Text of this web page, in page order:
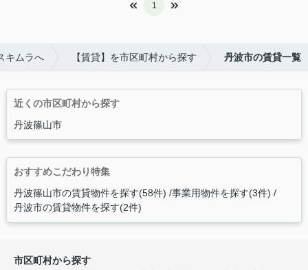
1
キムラへ 【賃貸】を市区町村から探す 丹波市の賃貸一覧
近くの市区町村から探す
丹波篠山市
おすすめこだわり特集
丹波篠山市の賃貸物件を探す(58件) 事業用物件を探す(3件)
丹波市の賃貸物件を探す(2件)
市区町村から探す